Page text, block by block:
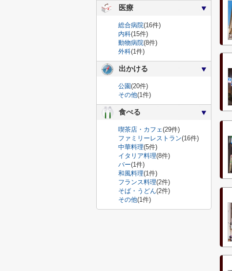
医療
総合病院(16件)
内科(15件)
動物病院(8件)
外科(1件)
出かける
公園(20件)
その他(1件)
食べる
喫茶店・カフェ(29件)
ファミリーレストラン(16件)
中華料理(5件)
イタリア料理(8件)
バー(1件)
和風料理(1件)
フランス料理(2件)
そば・うどん(2件)
その他(1件)